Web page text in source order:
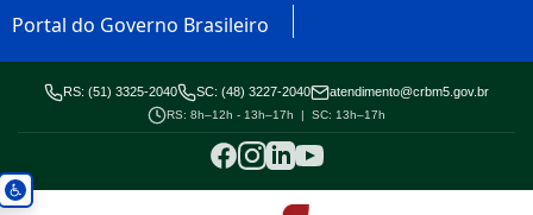
Portal do Governo Brasileiro
RS: (51) 3325-2040 SC: (48) 3227-2040 atendimento@crbm5.gov.br
RS: 8h–12h - 13h–17h | SC: 13h–17h